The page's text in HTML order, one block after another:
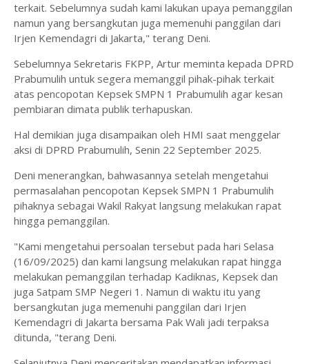
terkait. Sebelumnya sudah kami lakukan upaya pemanggilan
namun yang bersangkutan juga memenuhi panggilan dari
Irjen Kemendagri di Jakarta," terang Deni.
Sebelumnya Sekretaris FKPP, Artur meminta kepada DPRD
Prabumulih untuk segera memanggil pihak-pihak terkait
atas pencopotan Kepsek SMPN 1 Prabumulih agar kesan
pembiaran dimata publik terhapuskan.
Hal demikian juga disampaikan oleh HMI saat menggelar
aksi di DPRD Prabumulih, Senin 22 September 2025.
Deni menerangkan, bahwasannya setelah mengetahui
permasalahan pencopotan Kepsek SMPN 1 Prabumulih
pihaknya sebagai Wakil Rakyat langsung melakukan rapat
hingga pemanggilan.
"Kami mengetahui persoalan tersebut pada hari Selasa
(16/09/2025) dan kami langsung melakukan rapat hingga
melakukan pemanggilan terhadap Kadiknas, Kepsek dan
juga Satpam SMP Negeri 1. Namun di waktu itu yang
bersangkutan juga memenuhi panggilan dari Irjen
Kemendagri di Jakarta bersama Pak Wali jadi terpaksa
ditunda, "terang Deni.